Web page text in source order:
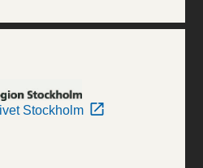
Stockholm